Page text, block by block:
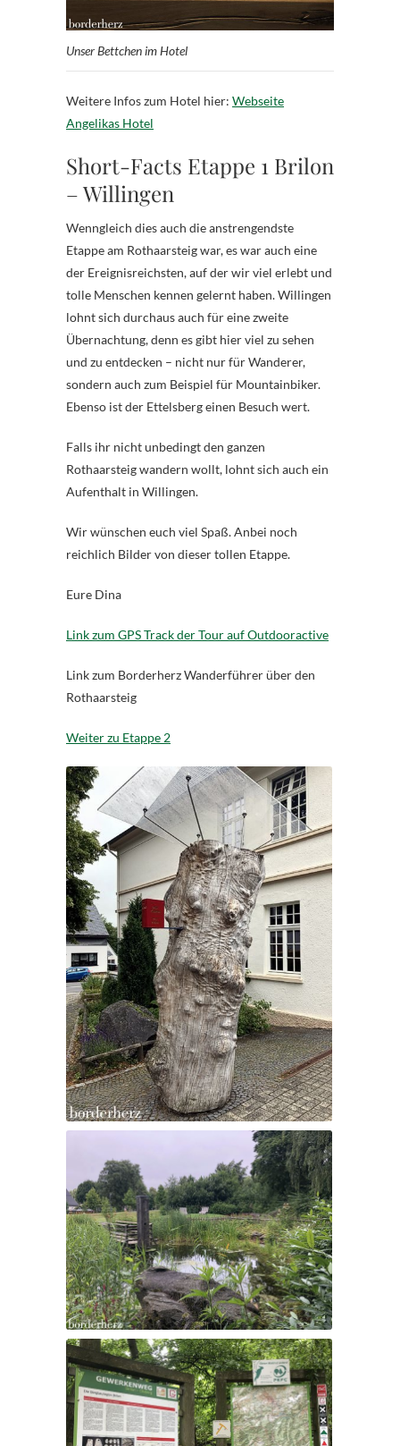
Unser Bettchen im Hotel
Weitere Infos zum Hotel hier: Webseite
Angelikas Hotel
Short-Facts Etappe 1 Brilon
– Willingen
Wenngleich dies auch die anstrengendste
Etappe am Rothaarsteig war, es war auch eine
der Ereignisreichsten, auf der wir viel erlebt und
tolle Menschen kennen gelernt haben. Willingen
lohnt sich durchaus auch für eine zweite
Übernachtung, denn es gibt hier viel zu sehen
und zu entdecken – nicht nur für Wanderer,
sondern auch zum Beispiel für Mountainbiker.
Ebenso ist der Ettelsberg einen Besuch wert.
Falls ihr nicht unbedingt den ganzen
Rothaarsteig wandern wollt, lohnt sich auch ein
Aufenthalt in Willingen.
Wir wünschen euch viel Spaß. Anbei noch
reichlich Bilder von dieser tollen Etappe.
Eure Dina
Link zum GPS Track der Tour auf Outdooractive
Link zum Borderherz Wanderführer über den
Rothaarsteig
Weiter zu Etappe 2